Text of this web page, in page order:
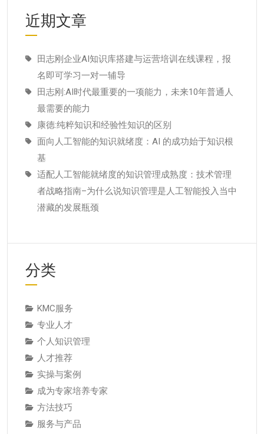
近期文章
田志刚企业AI知识库搭建与运营培训在线课程，报
名即可学习一对一辅导
田志刚:AI时代最重要的一项能力，未来10年普通人
最需要的能力
康德:纯粹知识和经验性知识的区别
面向人工智能的知识就绪度：AI 的成功始于知识根
基
适配人工智能就绪度的知识管理成熟度：技术管理
者战略指南–为什么说知识管理是人工智能投入当中
潜藏的发展瓶颈
分类
KMC服务
专业人才
个人知识管理
人才推荐
实操与案例
成为专家培养专家
方法技巧
服务与产品